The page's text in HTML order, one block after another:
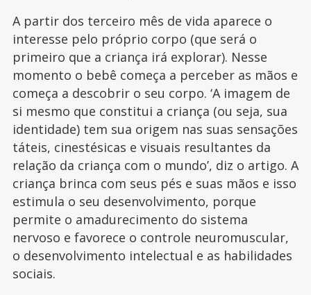
A partir dos terceiro mês de vida aparece o
interesse pelo próprio corpo (que será o
primeiro que a criança irá explorar). Nesse
momento o bebê começa a perceber as mãos e
começa a descobrir o seu corpo. ‘A imagem de
si mesmo que constitui a criança (ou seja, sua
identidade) tem sua origem nas suas sensações
táteis, cinestésicas e visuais resultantes da
relação da criança com o mundo’, diz o artigo. A
criança brinca com seus pés e suas mãos e isso
estimula o seu desenvolvimento, porque
permite o amadurecimento do sistema
nervoso e favorece o controle neuromuscular,
o desenvolvimento intelectual e as habilidades
sociais.